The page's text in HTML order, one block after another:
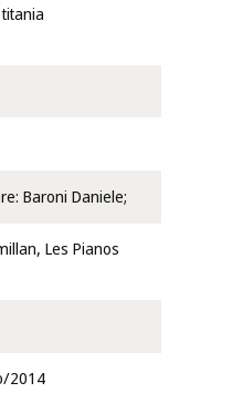
Baroni Daniele;
Les Pianos
2014